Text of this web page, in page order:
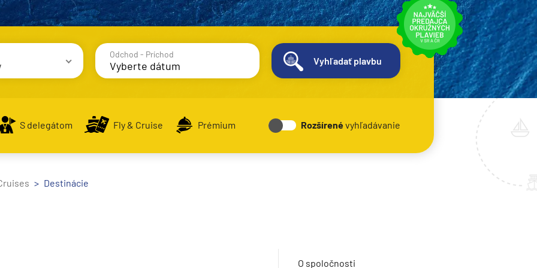
Odchod - Príchod
Vyhľadať plavbu
S delegátom Fly & Cruise Prémium Rozšírenévyhľadávanie
Destinácie
O spoločnosti